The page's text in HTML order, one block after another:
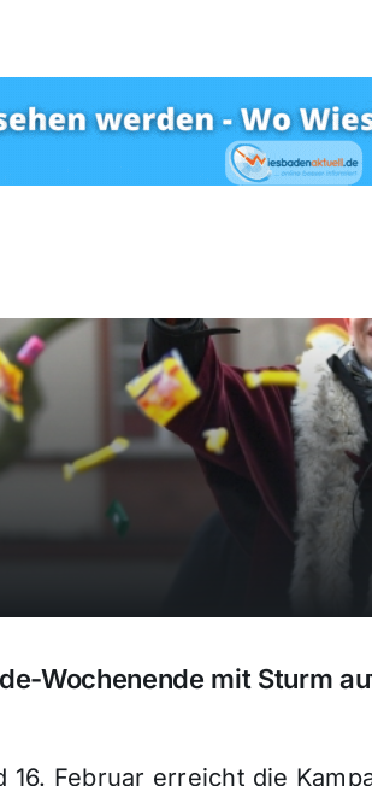
Wochenende mit Sturm
16. Februar erreicht die